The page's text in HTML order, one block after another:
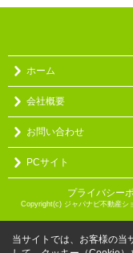
ホーム
会社概要
お問い合わせ
PCサイト
プライバシー
Copyright(c) ジャパナビ不動
当サイトでは、お客様の当